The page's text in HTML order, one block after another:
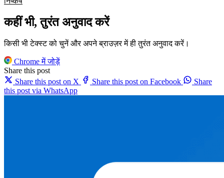
कहीं भी, तुरंत अनुवाद करें
किसी भी टेक्स्ट को चुनें और अपने ब्राउज़र में ही तुरंत अनुवाद करें।
Chrome में जोड़ें
Share this post
Share this post on X
Share this post on Facebook
Share
this post via WhatsApp